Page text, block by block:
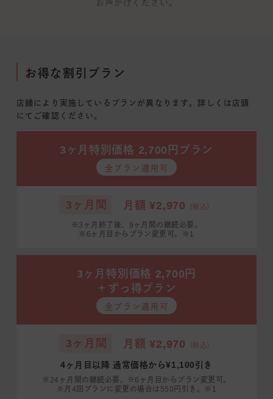
お声がけください。
お得な割引プラン
店舗により実施しているプランが異なります。詳しくは店頭
にてご確認ください。
3ヶ月特別価格 2,700円プラン
全プラン適用可
3ヶ月間 月額 ¥2,970 （税込）
※3ヶ月終了後、9ヶ月間の継続必要。
※6ヶ月目からプラン変更可。※1
3ヶ月特別価格 2,700円
＋ずっ得プラン
全プラン適用可
3ヶ月間 月額 ¥2,970 （税込）
4ヶ月目以降 通常価格から¥1,100引き
※24ヶ月間の継続必要。※6ヶ月目からプラン変更可。
※月4回プランに変更の場合は550円引き。※1